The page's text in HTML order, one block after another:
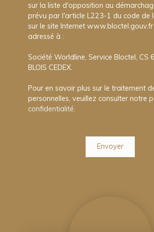
sur la liste d'opposition au
prévu par l'article L223-1 du code de
sur le site Internet
adressé à :
Société Worldline, Service Bloctel, CS
BLOIS CEDEX.
Pour en savoir plus sur le traitement
personnelles, veuillez consulter notre
confidentialité.
Envoyer